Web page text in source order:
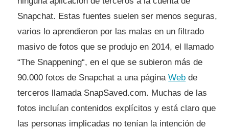
Snapchat. Estas fuentes suelen ser menos seguras,
varios lo aprendieron por las malas en un filtrado
masivo de fotos que se produjo en 2014, el llamado
“The Snappening“, en el que se subieron más de
90.000 fotos de Snapchat a una páginaWeb de
terceros llamada SnapSaved.com. Muchas de las
fotos incluí­an contenidos explí­citos y está claro que
las personas implicadas no tení­an la intención de